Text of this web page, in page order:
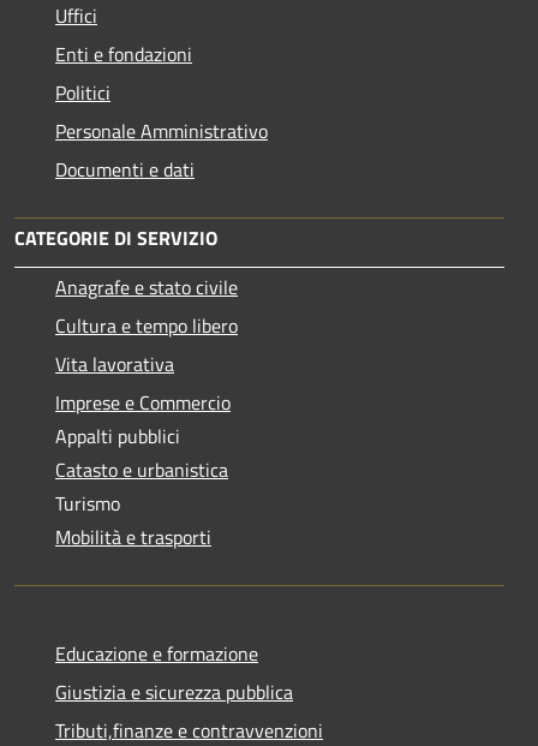
Uffici
Enti e fondazioni
Politici
Personale Amministrativo
Documenti e dati
CATEGORIE DI SERVIZIO
Anagrafe e stato civile
Cultura e tempo libero
Vita lavorativa
Imprese e Commercio
Appalti pubblici
Catasto e urbanistica
Turismo
Mobilità e trasporti
Educazione e formazione
Giustizia e sicurezza pubblica
Tributi,finanze e contravvenzioni